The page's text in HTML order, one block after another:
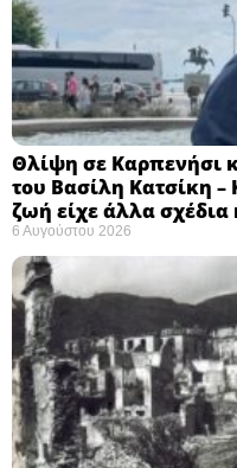
Θλίψη σε Καρπενήσι
του Βασίλη Κατσίκη
ζωή είχε άλλα
6 Αυγούστου 2026